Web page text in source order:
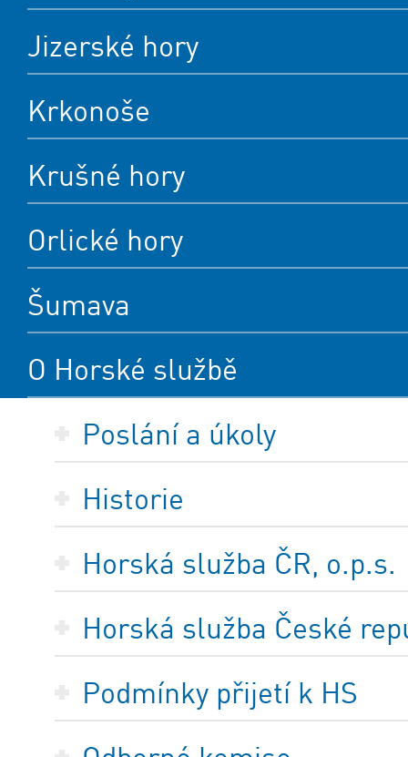
Jizerské hory
Krkonoše
Krušné hory
Orlické hory
Šumava
O Horské službě
Poslání a úkoly
Historie
Horská služba ČR, o.p.s.
Horská služba České
Podmínky přijetí k HS